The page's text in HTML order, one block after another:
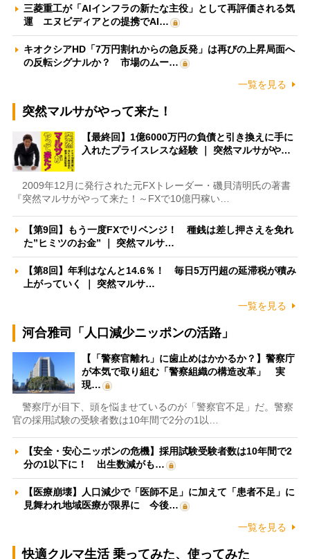
三菱重工が「AIインフラの新たな主役」として再評価される気
運 エヌビディアとの提携でAI…
キオクシアHD「7万円割れからの急反発」は再びの上昇局面へ
の反転シグナルか？ 市場のムー…
一覧を見る
突然マルサがやって来た！
【最終回】1億6000万円の負債と引き換えに手に
入れたプライスレスな経験 ｜ 突然マルサがや…
2009年12月に発行された元FXトレーダー・磯貝清明氏の著書
『突然マルサがやって来た！～FXで10億円稼い…
【第9回】もう一度FXでリベンジ！ 種銭は差し押さえを免れ
た”ヒミツのお金” ｜ 突然マルサ…
【第8回】年利はなんと14.6％！ 毎日5万円超の延滞税が積み
上がっていく ｜ 突然マルサ…
一覧を見る
河合雅司「人口減少ニッポンの活路」
【「警察官離れ」に歯止めはかかるか？】警察庁
が本気で取り組む「警察組織の構造改革」 実
現…
警察庁が目下、頭を悩ませているのが「警察官不足」だ。警察
官の採用試験の受験者数は10年間で2分の1以…
【安全・安心ニッポンの危機】採用試験受験者数は10年間で2
分の1以下に！ 出生数減がも…
【医療崩壊】人口減少で「医師不足」に加えて「患者不足」に
見舞われ地域医療が限界に 今後…
一覧を見る
快適クルマ生活 乗ってみた、使ってみた